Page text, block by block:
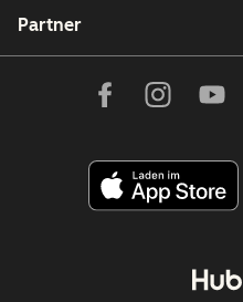
Partner